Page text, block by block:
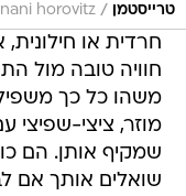
טרייסטמן
/
horovitz
חרדית או
חוויה טובה מול
משהו כל כך
מוזר, ציצי-שפיצי
שמקיף אותן. הם
שואלים אותך אם